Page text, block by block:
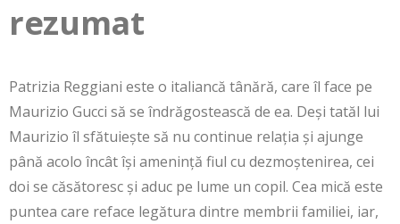
rezumat
Patrizia Reggiani este o italiancă tânără, care îl face pe
Maurizio Gucci să se îndrăgostească de ea. Deși tatăl lui
Maurizio îl sfătuiește să nu continue relația și ajunge
până acolo încât își amenință fiul cu dezmoștenirea, cei
doi se căsătoresc și aduc pe lume un copil. Cea mică este
puntea care reface legătura dintre membrii familiei, iar,